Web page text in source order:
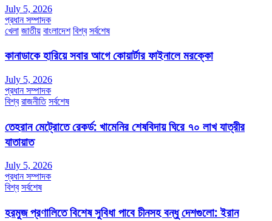
July 5, 2026
প্রধান সম্পাদক
খেলা জাতীয় বাংলাদেশ বিশ্ব সর্বশেষ
কানাডাকে হারিয়ে সবার আগে কোয়ার্টার ফাইনালে মরক্কো
July 5, 2026
প্রধান সম্পাদক
বিশ্ব রাজনীতি সর্বশেষ
তেহরান মেট্রোতে রেকর্ড: খামেনির শেষবিদায় ঘিরে ৭০ লাখ যাত্রীর
যাতায়াত
July 5, 2026
প্রধান সম্পাদক
বিশ্ব সর্বশেষ
হরমুজ প্রণালিতে বিশেষ সুবিধা পাবে চীনসহ বন্ধু দেশগুলো: ইরান